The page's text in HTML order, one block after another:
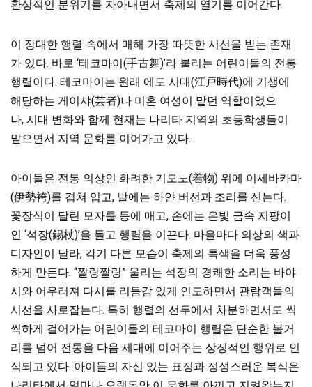
환상적인 분위기를 자아내면서 축제의 열기를 이어간다.
이 장대한 행렬 속에서 매해 가장 따뜻한 시선을 받는 존재
가 있다. 바로 ‘테코마이(手古舞)’라 불리는 어린이들의 전통
행렬이다. 테코마이는 원래 에도 시대(江戸時代)에 기생에
해당하는 게이샤(芸者)나 미혼 여성이 맡던 역할이었으
나, 시대 변화와 함께 현재는 나리타 지역의 초등학생들이
맡으면서 지역 문화를 이어가고 있다.
아이들은 전통 의상인 화려한 기모노(着物) 위에 이세바카마
(伊勢袴)를 겹쳐 입고, 발에는 하얀 버선과 조리를 신는다.
꽃장식이 달린 모자를 등에 매고, 손에는 은빛 금속 지팡이
인 ‘석장(錫杖)’을 들고 행렬을 이끈다. 마을마다 의상의 색과
디자인이 달라, 각기 다른 모습이 축제의 특색을 더욱 풍성
하게 만든다. “짤랑짤랑” 울리는 석장의 경쾌한 소리는 바야
시와 어우러져 다시를 리듬감 있게 인도하면서 관람객들의
시선을 사로잡는다. 특히 행렬의 선두에서 차분하면서도 씩
씩하게 걸어가는 어린이들의 테코마이 행렬은 단순한 볼거
리를 넘어 전통을 다음 세대에 이어주는 상징적인 행위로 인
식되고 있다. 아이들의 자신 있는 표정과 정성스러운 복식은